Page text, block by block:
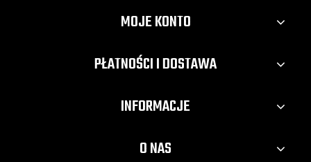
MOJE KONTO
PŁATNOŚCI I DOSTAWA
INFORMACJE
O NAS